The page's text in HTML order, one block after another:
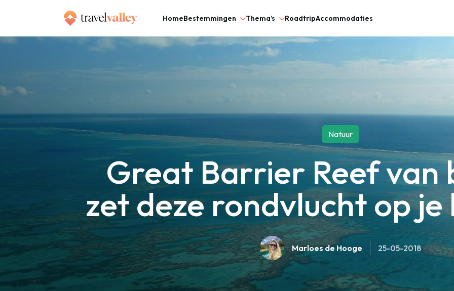
HomeBestemmingen Thema’s RoadtripAccommodaties
Natuur
Great Barrier Reef van
zet deze rondvlucht op
Marloes de Hooge 25-05-2018